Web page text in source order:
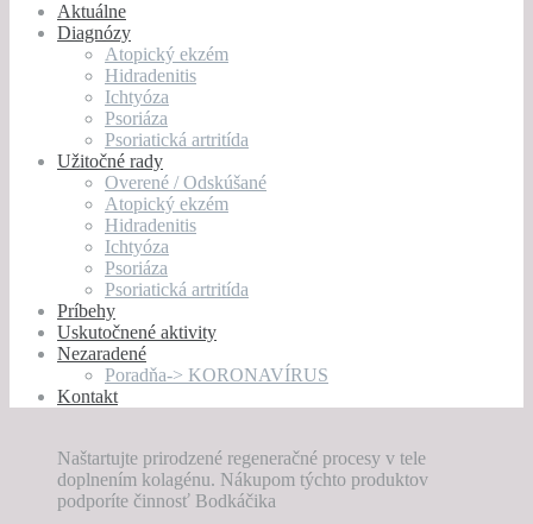
Aktuálne
Diagnózy
Atopický ekzém
Hidradenitis
Ichtyóza
Psoriáza
Psoriatická artritída
Užitočné rady
Overené / Odskúšané
Atopický ekzém
Hidradenitis
Ichtyóza
Psoriáza
Psoriatická artritída
Príbehy
Uskutočnené aktivity
Nezaradené
Poradňa-> KORONAVÍRUS
Kontakt
Naštartujte prirodzené regeneračné procesy v tele
doplnením kolagénu. Nákupom týchto produktov
podporíte činnosť Bodkáčika